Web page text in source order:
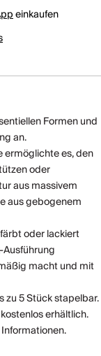
einkaufen
Formen und
an.
ermöglichte es, den
oder
aus massivem
aus gebogenem
oder lackiert
macht und mit
zu 5 Stück stapelbar.
erhältlich.